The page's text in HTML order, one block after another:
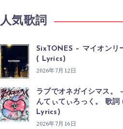
人気歌詞
SixTONES – マイオンリ
( Lyrics)
2026年7月12日
ラブでオネガイシマス。
んてぃてぃろっく。 歌詞
Lyrics)
2026年7月16日